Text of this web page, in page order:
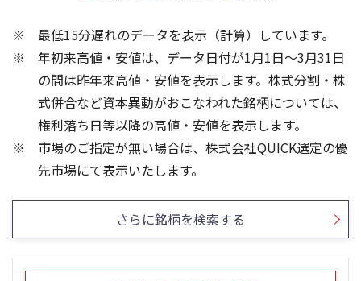
13週移動平均 26週移動平均 出来高(千)
300
600
0
300
5ヶ月移動平均 25ヶ月移動平均 出来高(千)
200
600
800
1,000
1,200
0
100
200
最低15分遅れのデータを表示（計算）しています。
年初来高値・安値は、データ日付が1月1日～3月31日
の間は昨年来高値・安値を表示します。株式分割・株
式併合など資本異動がおこなわれた銘柄については、
権利落ち日等以降の高値・安値を表示します。
市場のご指定が無い場合は、株式会社QUICK選定の優
先市場にて表示いたします。
さらに銘柄を検索する